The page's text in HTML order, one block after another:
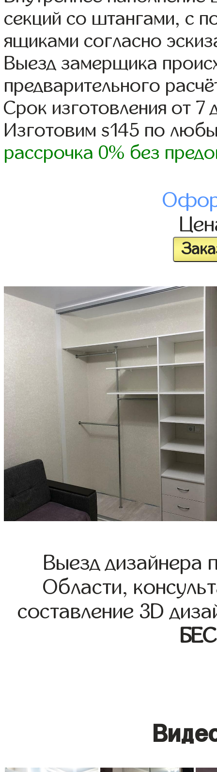
секций со штангами, с
ящиками согласно
Выезд замерщика
предварительного
Срок изготовления от 7
Изготовим s145 по
рассрочка 0% без
Выезд дизайнера
Области,
составление 3D